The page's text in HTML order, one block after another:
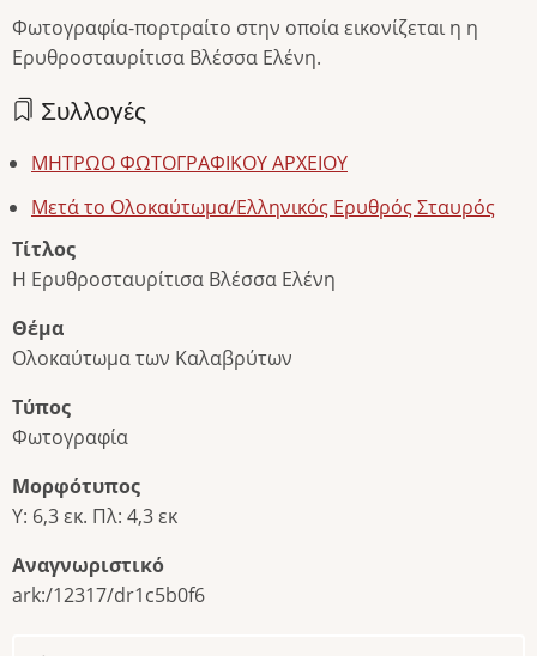
Φωτογραφία-πορτραίτο στην οποία εικονίζεται η η
Ερυθροσταυρίτισα Βλέσσα Ελένη.
Συλλογές
ΜΗΤΡΩΟ ΦΩΤΟΓΡΑΦΙΚΟΥ ΑΡΧΕΙΟΥ
Μετά το Ολοκαύτωμα/Ελληνικός Ερυθρός Σταυρός
Τίτλος
Η Ερυθροσταυρίτισα Βλέσσα Ελένη
Θέμα
Ολοκαύτωμα των Καλαβρύτων
Τύπος
Φωτογραφία
Μορφότυπος
Υ: 6,3 εκ. Πλ: 4,3 εκ
Αναγνωριστικό
ark:/12317/dr1c5b0f6